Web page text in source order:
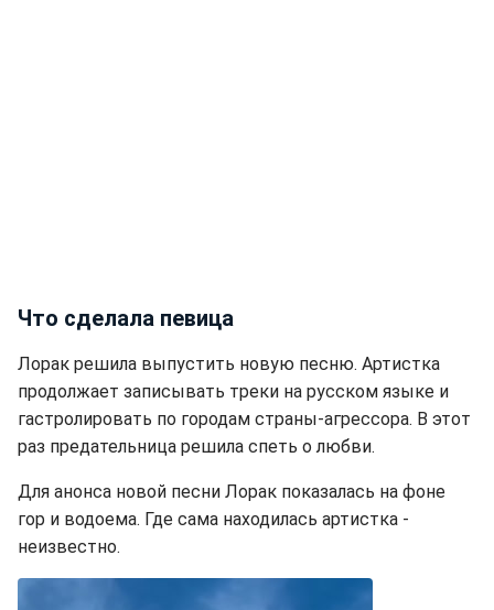
Что сделала певица
Лорак решила выпустить новую песню. Артистка
продолжает записывать треки на русском языке и
гастролировать по городам страны-агрессора. В этот
раз предательница решила спеть о любви.
Для анонса новой песни Лорак показалась на фоне
гор и водоема. Где сама находилась артистка -
неизвестно.